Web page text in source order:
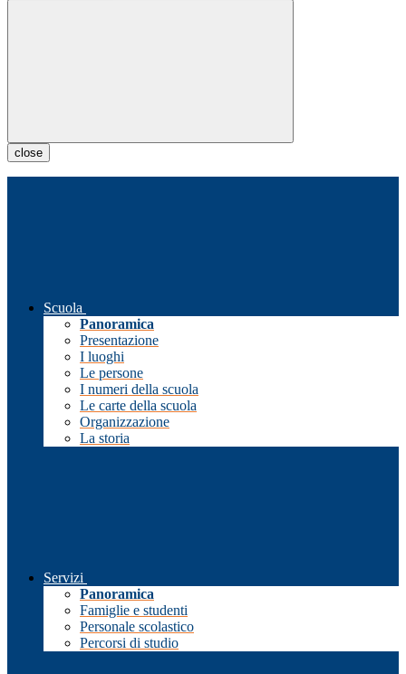
close
Scuola
Panoramica
Presentazione
I luoghi
Le persone
I numeri della scuola
Le carte della scuola
Organizzazione
La storia
Servizi
Panoramica
Famiglie e studenti
Personale scolastico
Percorsi di studio